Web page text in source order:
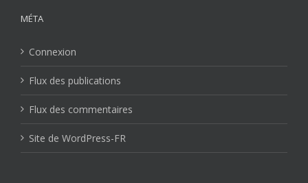
MÉTA
Connexion
Flux des publications
Flux des commentaires
Site de WordPress-FR